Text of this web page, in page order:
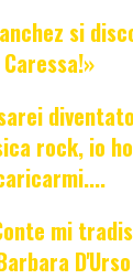
si
Caressa!»
rock, io
mi
D'Urso